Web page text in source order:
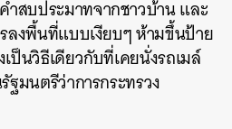
ำสบประมาทจากชาวบ้าน และ
ลงพื้นที่แบบเงียบๆ ห้ามขึ้นป้าย
ป็นวิธีเดียวกับที่เคยนั่งรถเมล์
ฐมนตรีว่าการกระทรวง